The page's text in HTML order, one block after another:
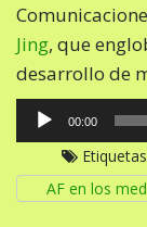
Jing, que
desarrollo de
Reproductor
de
audio
00:00
AF en los